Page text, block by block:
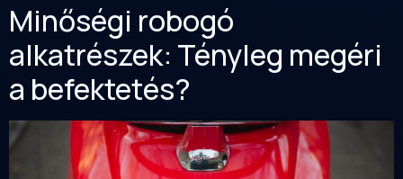
Minőségi robogó
alkatrészek: Tényleg megéri
a befektetés?